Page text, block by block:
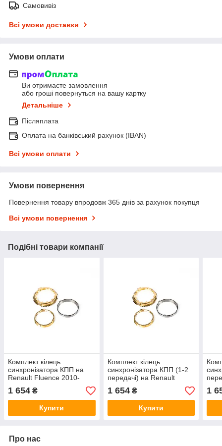
Самовивіз
Всі умови доставки
Умови оплати
Ви отримаєте замовлення
або гроші повернуться на вашу картку
Детальніше
Післяплата
Оплата на банківський рахунок (IBAN)
Всі умови оплати
Умови повернення
Повернення товару впродовж 365 днів за рахунок покупця
Всі умови повернення
Подібні товари компанії
Комплект кілець
синхронізатора КПП на
Renault Fluence 2010-
(Оригінал) - 7701476657
1 654 ₴
Купити
Комплект кілець
синхронізатора КПП (1-2
передачі) на Renault
Captur 2013-> — Renault
(Оригінал) - 7701476657
1 654₴
Купити
1
Про нас